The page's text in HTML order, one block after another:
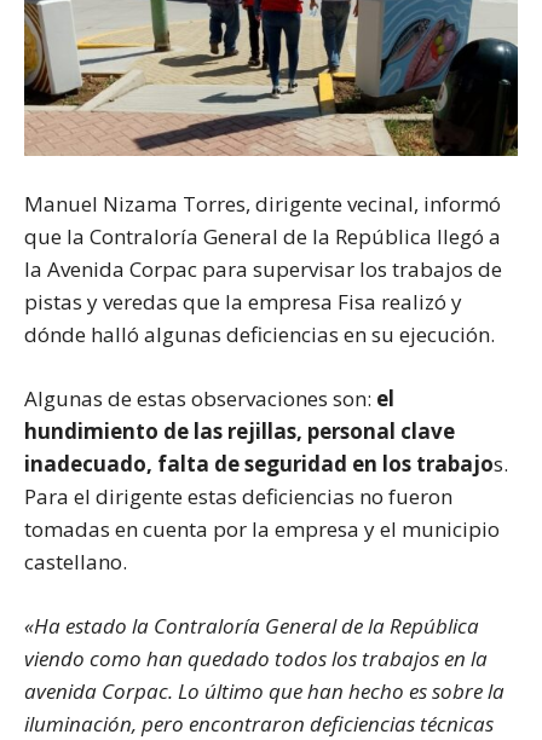
Manuel Nizama Torres, dirigente vecinal, informó
que la Contraloría General de la República llegó a
la Avenida Corpac para supervisar los trabajos de
pistas y veredas que la empresa Fisa realizó y
dónde halló algunas deficiencias en su ejecución.
Algunas de estas observaciones son: el
hundimiento de las rejillas, personal clave
inadecuado, falta de seguridad en los trabajos.
Para el dirigente estas deficiencias no fueron
tomadas en cuenta por la empresa y el municipio
castellano.
«Ha estado la Contraloría General de la República
viendo como han quedado todos los trabajos en la
avenida Corpac. Lo último que han hecho es sobre la
iluminación, pero encontraron deficiencias técnicas